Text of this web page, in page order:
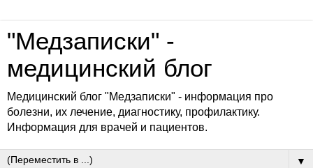
"Медзаписки" -
медицинский блог
Медицинский блог "Медзаписки" - информация про
болезни, их лечение, диагностику, профилактику.
Информация для врачей и пациентов.
▼